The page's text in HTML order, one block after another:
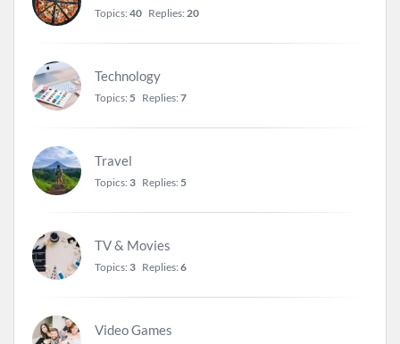
Topics: 40 Replies: 20
Technology
Topics: 5 Replies: 7
Travel
Topics: 3 Replies: 5
TV & Movies
Topics: 3 Replies: 6
Video Games